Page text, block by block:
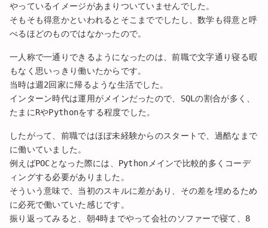
やっているイメージがあまりついていませんでした。
そもそも得意かといわれるとそこまででしたし、数学も得意と呼
べるほどのものではなかったので。
一人称で一通りできるようになったのは、前職で文字通り寝る暇
もなく思いっきり働いたからです。
当時は週2回家に帰るような生活でした。
インターン時代は運用がメインだったので、SQLの割合が多く、
たまにRやPythonをする程度でした。
したがって、前職ではほぼ未経験からのスタートで、過酷なまで
に働いていました。
例えばPOCとなった際には、Pythonメインで比較的多くコーデ
ィングする必要がありました。
そういう意味で、当初のスキルに差があり、その差を埋めるため
に必死で働いていた感じです。
振り返ってみると、朝4時までやって会社のソファーで寝て、8